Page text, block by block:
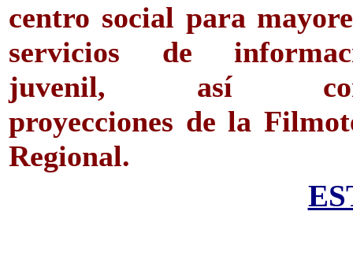
centro social para
servicios de
juvenil, así
proyecciones de la
Regional.